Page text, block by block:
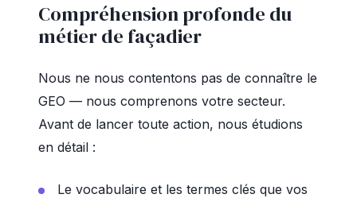
Compréhension profonde du
métier de façadier
Nous ne nous contentons pas de connaître le
GEO — nous comprenons votre secteur.
Avant de lancer toute action, nous étudions
en détail :
Le vocabulaire et les termes clés que vos